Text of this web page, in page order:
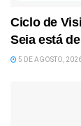
Ciclo de
Seia está
5 DE AGOSTO,